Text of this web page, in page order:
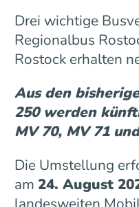
Drei wichtige
Regionalbus
Rostock erhalten
Aus den
250 werden
MV 70, MV 71
Die Umstellung
am 24. August